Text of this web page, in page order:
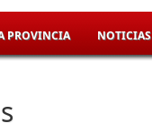
PROVINCIA NOTICIAS
usted aquí